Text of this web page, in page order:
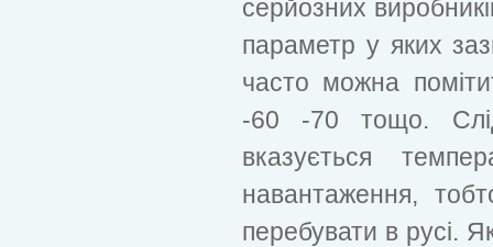
серйозних
параметр у яких
часто можна
-60 -70 тощо.
вказується
навантаження,
перебувати в русі.